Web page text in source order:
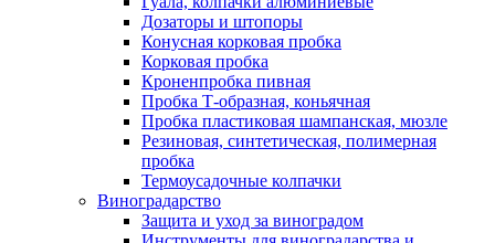
Дозаторы и штопоры
Конусная корковая пробка
Корковая пробка
Кроненпробка пивная
Пробка Т-образная, коньячная
Пробка пластиковая шампанская, мюзле
Резиновая, синтетическая, полимерная
пробка
Термоусадочные колпачки
Виноградарство
Защита и уход за виноградом